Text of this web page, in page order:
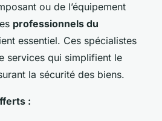
5 min de lecture
ou de l’équipement
professionnels du
essentiel. Ces spécialistes
services qui simplifient le
la sécurité des biens.
: